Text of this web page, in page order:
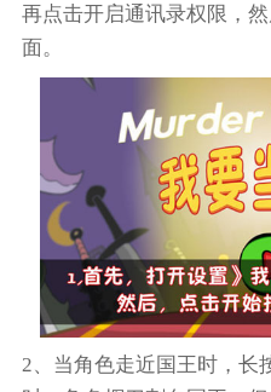
再点击开启通讯录权限，
面。
2、当角色走近国王时，长